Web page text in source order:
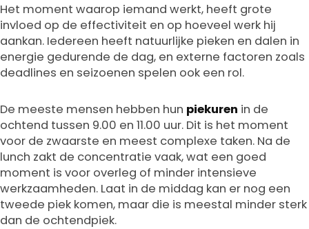
Het moment waarop iemand werkt, heeft grote
invloed op de effectiviteit en op hoeveel werk hij
aankan. Iedereen heeft natuurlijke pieken en dalen in
energie gedurende de dag, en externe factoren zoals
deadlines en seizoenen spelen ook een rol.
De meeste mensen hebben hun piekuren in de
ochtend tussen 9.00 en 11.00 uur. Dit is het moment
voor de zwaarste en meest complexe taken. Na de
lunch zakt de concentratie vaak, wat een goed
moment is voor overleg of minder intensieve
werkzaamheden. Laat in de middag kan er nog een
tweede piek komen, maar die is meestal minder sterk
dan de ochtendpiek.